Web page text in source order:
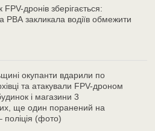
FPV-дронів зберігається:
РВА закликала водіїв обмежити
окупанти вдарили по
та атакували FPV-дроном
і магазини 3
ще один поранений на
поліція (фото)